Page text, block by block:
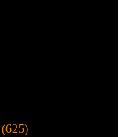
(625)